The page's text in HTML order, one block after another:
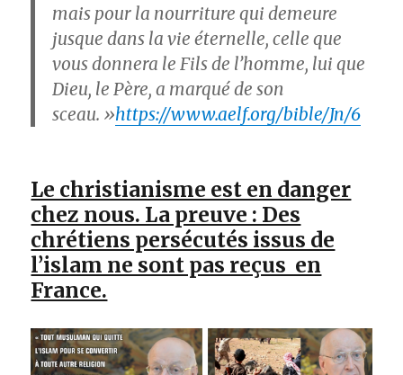
mais pour la nourriture qui demeure
jusque dans la vie éternelle, celle que
vous donnera le Fils de l’homme, lui que
Dieu, le Père, a marqué de son
sceau. »https://www.aelf.org/bible/Jn/6
Le christianisme est en danger
chez nous. La preuve : Des
chrétiens persécutés issus de
l’islam ne sont pas reçus en
France.